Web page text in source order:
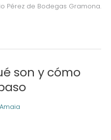
Pérez de Bodegas Gramona.
son y cómo
Amaia